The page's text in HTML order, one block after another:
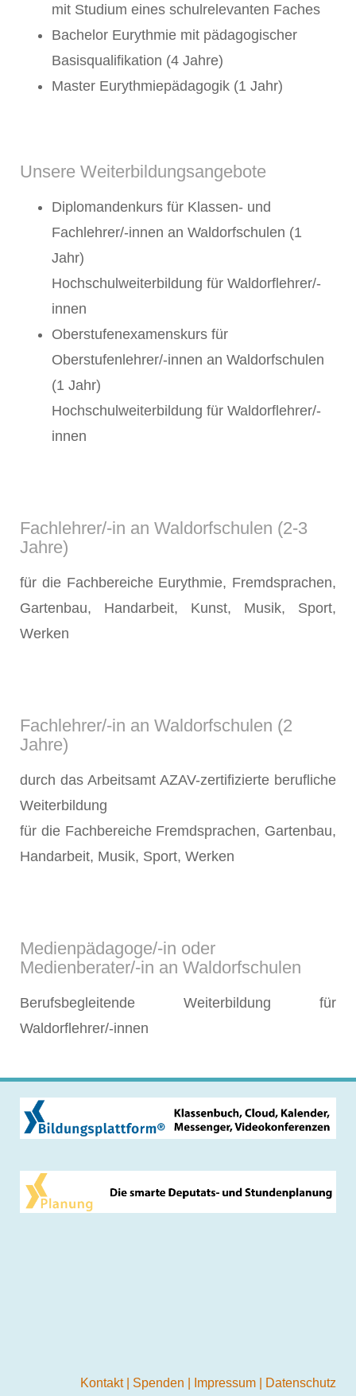
mit Studium eines schulrelevanten Faches
Bachelor Eurythmie mit pädagogischer
Basisqualifikation (4 Jahre)
Master Eurythmiepädagogik (1 Jahr)
Unsere Weiterbildungsangebote
Diplomandenkurs für Klassen- und
Fachlehrer/-innen an Waldorfschulen (1
Jahr)
Hochschulweiterbildung für Waldorflehrer/-
innen
Oberstufenexamenskurs für
Oberstufenlehrer/-innen an Waldorfschulen
(1 Jahr)
Hochschulweiterbildung für Waldorflehrer/-
innen
Fachlehrer/-in an Waldorfschulen (2-3
Jahre)
für die Fachbereiche Eurythmie, Fremdsprachen,
Gartenbau, Handarbeit, Kunst, Musik, Sport,
Werken
Fachlehrer/-in an Waldorfschulen (2
Jahre)
durch das Arbeitsamt AZAV-zertifizierte berufliche
Weiterbildung
für die Fachbereiche Fremdsprachen, Gartenbau,
Handarbeit, Musik, Sport, Werken
Medienpädagoge/-in oder
Medienberater/-in an Waldorfschulen
Berufsbegleitende Weiterbildung für
Waldorflehrer/-innen
Kontakt Spenden Impressum Datenschutz